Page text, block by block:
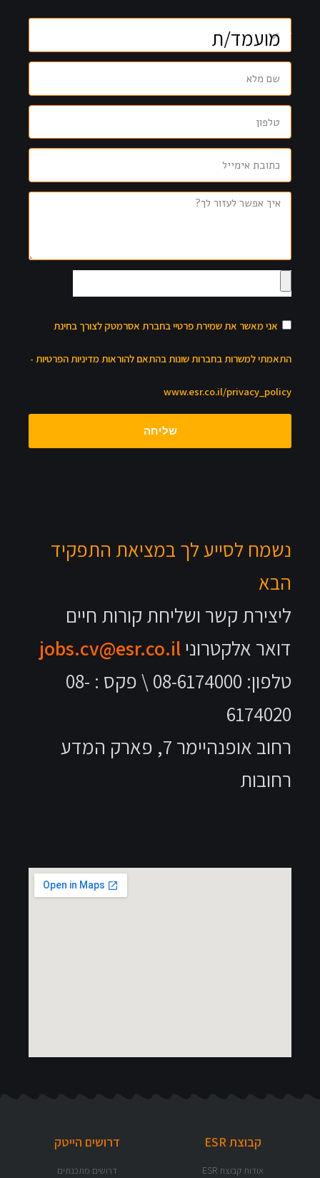
אסרמטק לצורך בחינת
להוראות מדיניות הפרטיות -
התפקיד
קורות חיים
טלפון: 08-6174000 \ פקס : 08-
רחוב אופנהיימר 7, פארק המדע
דרושים הייטק
דרושים מתכנתים